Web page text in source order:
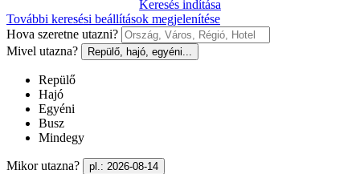
Keresés indítása
További keresési beállítások megjelenítése
Hova szeretne utazni?
Mivel utazna?
Repülő, hajó, egyéni...
Repülő
Hajó
Egyéni
Busz
Mindegy
Mikor utazna? pl.: 2026-08-14